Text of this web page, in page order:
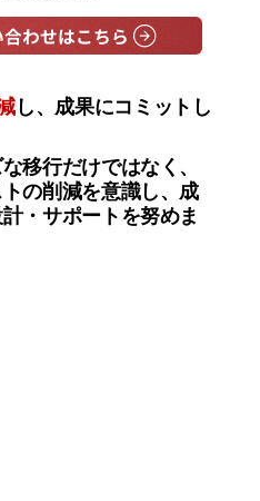
し、成果にコミットし
移行だけではなく、
の削減を意識し、成
・サポートを努めま
わせはこちら